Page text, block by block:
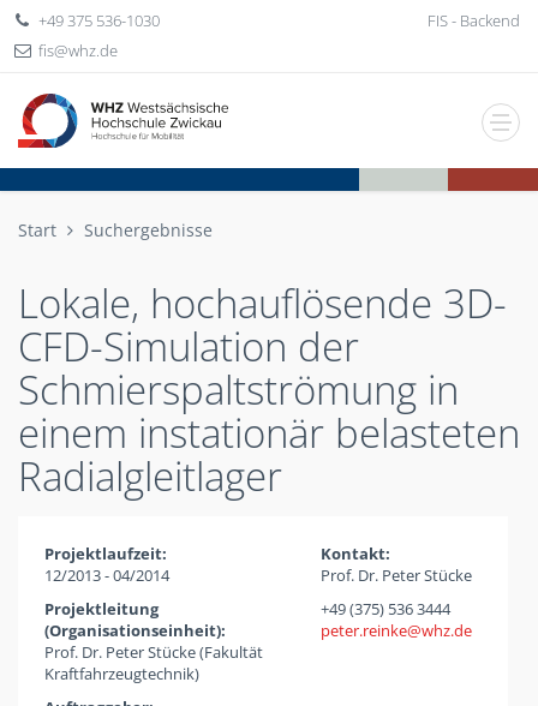
+49 375 536-1030
fis
whzde
FIS - Backend
Start Suchergebnisse
Lokale, hochauflösende 3D-
CFD-Simulation der
Schmierspaltströmung in
einem instationär belasteten
Radialgleitlager
Projektlaufzeit:
12/2013 - 04/2014
Projektleitung
(Organisationseinheit):
Prof. Dr. Peter Stücke (Fakultät
Kraftfahrzeugtechnik)
Kontakt:
Prof. Dr. Peter Stücke
+49 (375) 536 3444
peter.reinke
whzde